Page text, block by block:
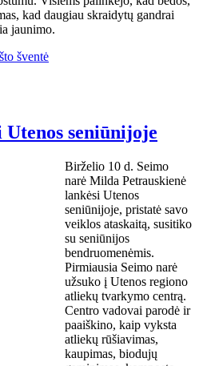
kad daugiau skraidytų gandrai
jaunimo.
šventė
Utenos seniūnijoje
Birželio 10 d. Seimo
narė Milda Petrauskienė
lankėsi Utenos
seniūnijoje, pristatė savo
veiklos ataskaitą, susitiko
su seniūnijos
bendruomenėmis.
Pirmiausia Seimo narė
užsuko į Utenos regiono
atliekų tvarkymo centrą.
Centro vadovai parodė ir
paaiškino, kaip vyksta
atliekų rūšiavimas,
kaupimas, biodujų